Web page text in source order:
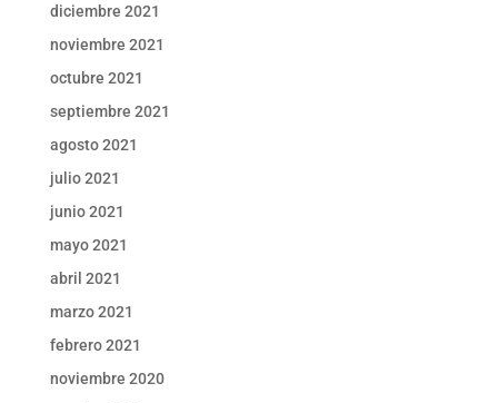
diciembre 2021
noviembre 2021
octubre 2021
septiembre 2021
agosto 2021
julio 2021
junio 2021
mayo 2021
abril 2021
marzo 2021
febrero 2021
noviembre 2020